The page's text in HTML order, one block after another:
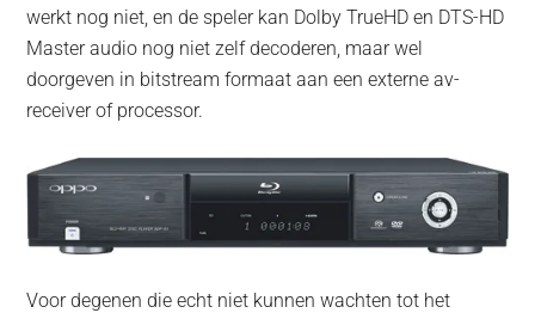
werkt nog niet, en de speler kan Dolby TrueHD en DTS-HD
Master audio nog niet zelf decoderen, maar wel
doorgeven in bitstream formaat aan een externe av-
receiver of processor.
Voor degenen die echt niet kunnen wachten tot het